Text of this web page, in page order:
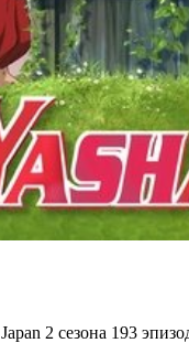
Japan 2 сезона 193